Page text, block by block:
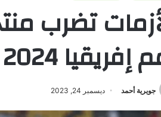
تضرب
إفريقيا 2024
جويرية أحمد ديسمبر 24, 2023